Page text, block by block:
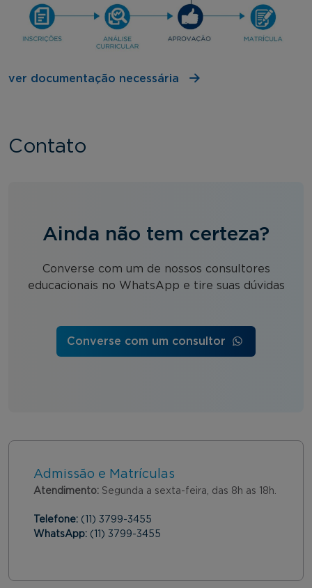
ver documentação necessária
Contato
Ainda não tem certeza?
Converse com um de nossos consultores
educacionais no WhatsApp e tire suas dúvidas
Converse com um consultor
Admissão e Matrículas
Atendimento: Segunda a sexta-feira, das 8h as 18h.
Telefone: (11) 3799-3455
WhatsApp: (11) 3799-3455